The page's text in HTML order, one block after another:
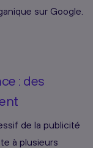
sur Google.
: des
de la publicité
à plusieurs